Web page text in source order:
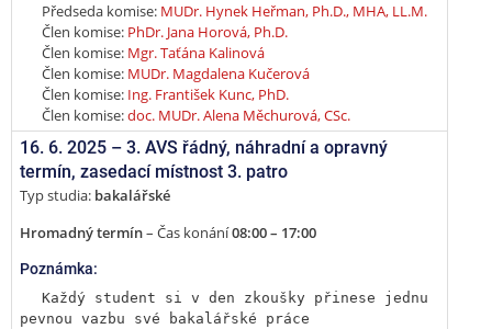
Předseda komise: MUDr. Hynek Heřman, Ph.D., MHA, LL.M.
Člen komise: PhDr. Jana Horová, Ph.D.
Člen komise: Mgr. Taťána Kalinová
Člen komise: MUDr. Magdalena Kučerová
Člen komise: Ing. František Kunc, PhD.
Člen komise:doc. MUDr. Alena Měchurová, CSc.
16. 6. 2025 – 3. AVS řádný, náhradní a opravný
termín, zasedací místnost 3. patro
Typ studia: bakalářské
Hromadný termín– Čas konání08:00 – 17:00
Poznámka:
Každý student si v den zkoušky přinese jednu
pevnou vazbu své bakalářské práce